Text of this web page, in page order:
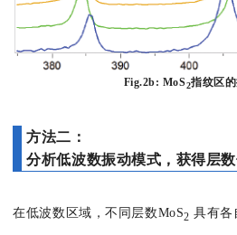
Fig.2b: MoS2指纹区
方法二：
分析低波数振动模式，获得层
在低波数区域，不同层数MoS2 具有各